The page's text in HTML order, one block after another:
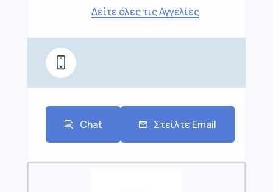
Δείτε όλες τις Αγγελίες
Chat Στείλτε Email